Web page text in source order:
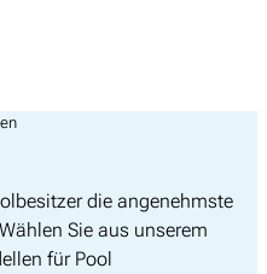
die angenehmste
Sie aus unserem
für Pool